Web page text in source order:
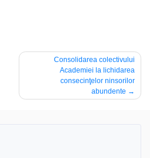
Consolidarea colectivului
Academiei la lichidarea
consecinţelor ninsorilor
abundente